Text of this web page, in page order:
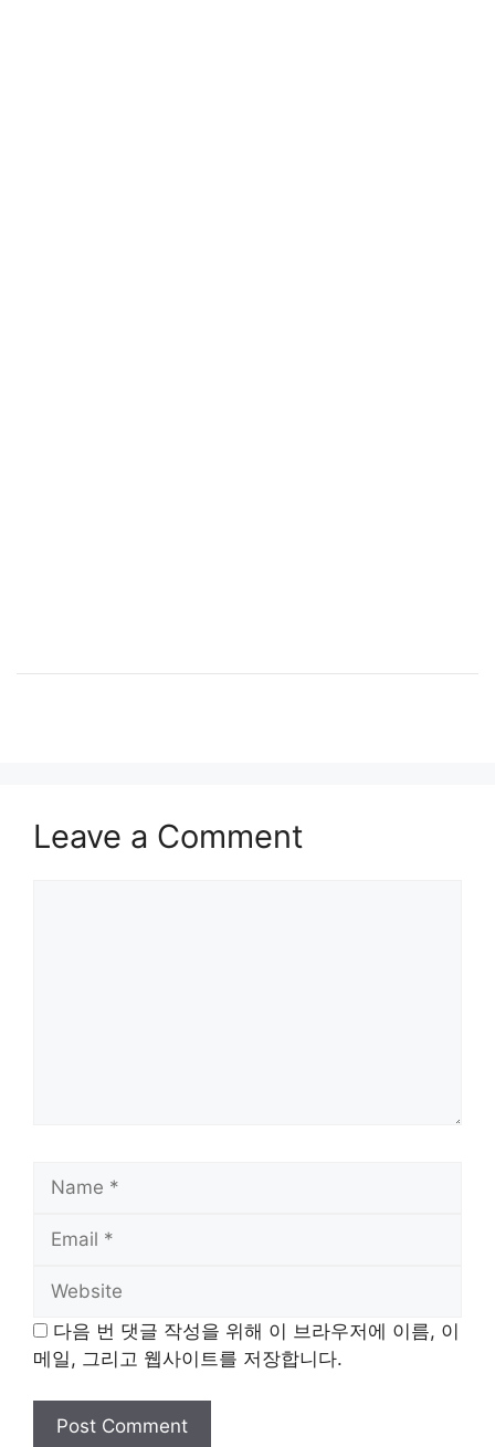
Leave a Comment
다음 번 댓글 작성을 위해 이 브라우저에 이름, 이
메일, 그리고 웹사이트를 저장합니다.